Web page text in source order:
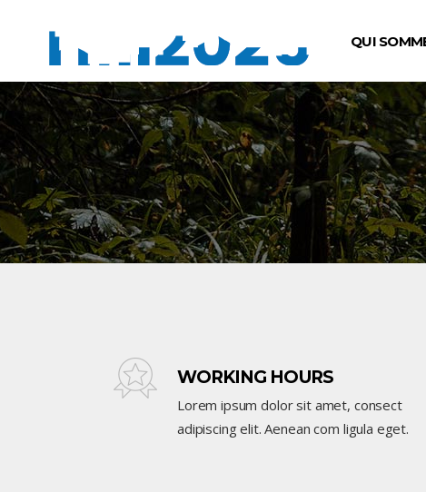
QUI
WORKING HOURS
Lorem ipsum dolor sit amet, consect
adipiscing elit. Aenean com ligula eget.